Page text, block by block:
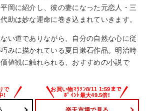
岡に紹介し、彼の妻になった元恋人・三
助は妙な運命に巻き込まれていきます。
い道でありながら、自分の自然な心に従
みに描かれている夏目漱石作品。明治時
値観に触れられる、おすすめの小説で